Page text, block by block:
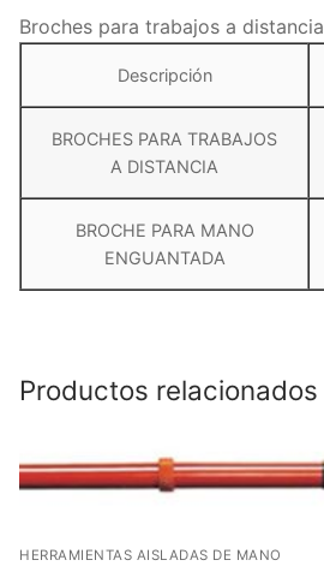
Broches para trabajos a distancia
Descripción
BROCHES PARA TRABAJOS
A DISTANCIA
BROCHE PARA MANO
ENGUANTADA
Productos relacionados
HERRAMIENTAS AISLADAS DE MANO